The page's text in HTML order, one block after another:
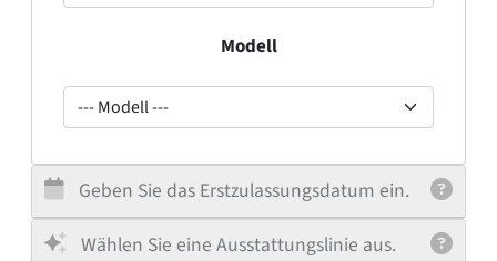
Modell
--- Modell ---
Geben Sie das Erstzulassungsdatum ein.
Wählen Sie eine Ausstattungslinie aus.